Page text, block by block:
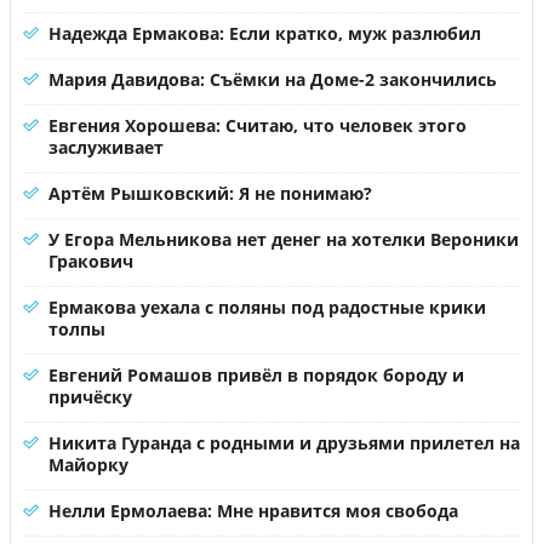
Надежда Ермакова: Если кратко, муж разлюбил
Мария Давидова: Съёмки на Доме-2 закончились
Евгения Хорошева: Считаю, что человек этого
заслуживает
Артём Рышковский: Я не понимаю?
У Егора Мельникова нет денег на хотелки Вероники
Гракович
Ермакова уехала с поляны под радостные крики
толпы
Евгений Ромашов привёл в порядок бороду и
причёску
Никита Гуранда с родными и друзьями прилетел на
Майорку
Нелли Ермолаева: Мне нравится моя свобода